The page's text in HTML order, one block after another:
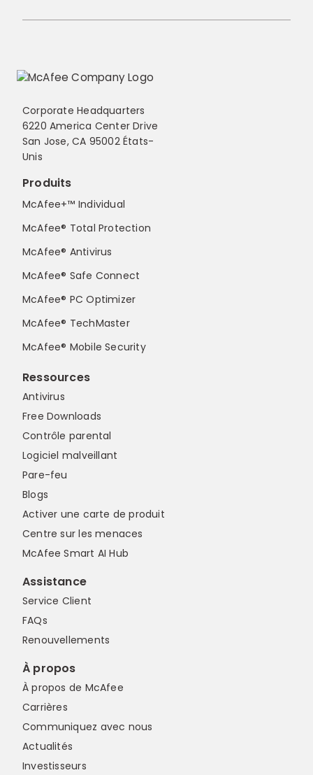
Corporate Headquarters
6220 America Center Drive
San Jose, CA 95002 États-
Unis
Produits
McAfee+™ Individual
McAfee® Total Protection
McAfee® Antivirus
McAfee® Safe Connect
McAfee® PC Optimizer
McAfee® TechMaster
McAfee® Mobile Security
Ressources
Antivirus
Free Downloads
Contrôle parental
Logiciel malveillant
Pare-feu
Blogs
Activer une carte de produit
Centre sur les menaces
McAfee Smart AI Hub
Assistance
Service Client
FAQs
Renouvellements
À propos
À propos de McAfee
Carrières
Communiquez avec nous
Actualités
Investisseurs